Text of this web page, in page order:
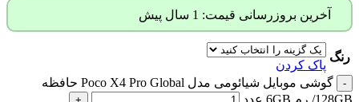
آخرین بروزرسانی قیمت: 1 سال پیش
رنگ
پاک کردن
گوشی موبایل شیائومی مدل Poco X4 Pro Global حافظه
128GB/ رم 6GB عدد